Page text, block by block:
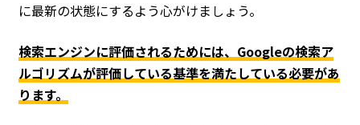
に最新の状態にするよう心がけましょう。
検索エンジンに評価されるためには、Googleの検索ア
ルゴリズムが評価している基準を満たしている必要があ
ります。